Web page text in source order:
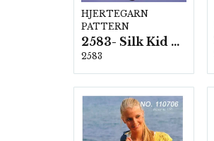
HJERTEGARN
PATTERN
2583- Silk Kid Mohair
2583